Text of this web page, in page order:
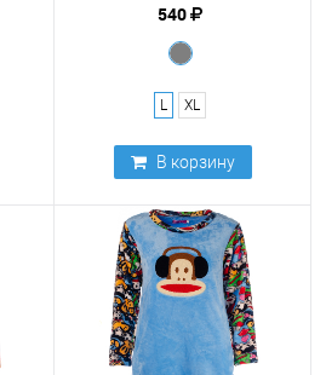
540
L XL
В корзину